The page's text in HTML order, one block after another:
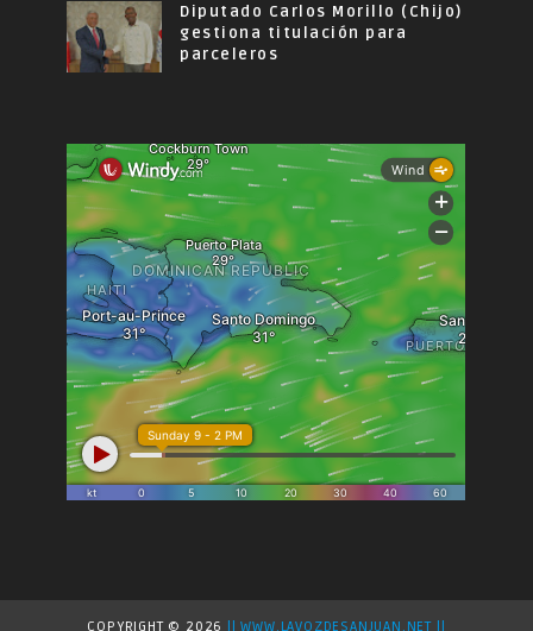
Diputado Carlos Morillo (Chijo)
gestiona titulación para
parceleros
COPYRIGHT © 2026 || WWW.LAVOZDESANJUAN.NET ||